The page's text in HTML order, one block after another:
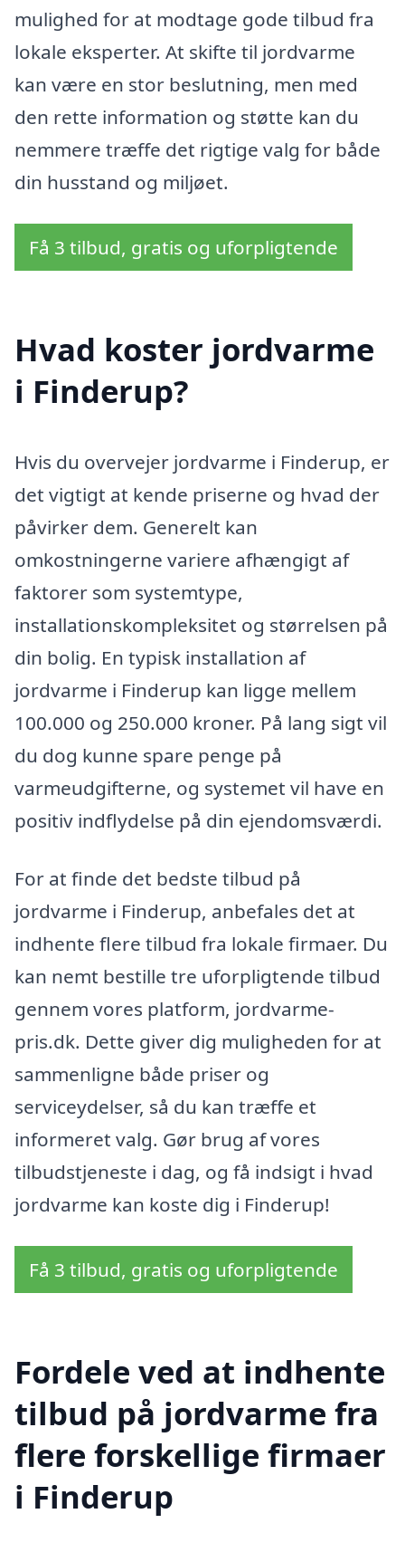
mulighed for at modtage gode tilbud fra
lokale eksperter. At skifte til jordvarme
kan være en stor beslutning, men med
den rette information og støtte kan du
nemmere træffe det rigtige valg for både
din husstand og miljøet.
Få 3 tilbud, gratis og uforpligtende
Hvad koster jordvarme
i Finderup?
Hvis du overvejer jordvarme i Finderup, er
det vigtigt at kende priserne og hvad der
påvirker dem. Generelt kan
omkostningerne variere afhængigt af
faktorer som systemtype,
installationskompleksitet og størrelsen på
din bolig. En typisk installation af
jordvarme i Finderup kan ligge mellem
100.000 og 250.000 kroner. På lang sigt vil
du dog kunne spare penge på
varmeudgifterne, og systemet vil have en
positiv indflydelse på din ejendomsværdi.
For at finde det bedste tilbud på
jordvarme i Finderup, anbefales det at
indhente flere tilbud fra lokale firmaer. Du
kan nemt bestille tre uforpligtende tilbud
gennem vores platform, jordvarme-
pris.dk. Dette giver dig muligheden for at
sammenligne både priser og
serviceydelser, så du kan træffe et
informeret valg. Gør brug af vores
tilbudstjeneste i dag, og få indsigt i hvad
jordvarme kan koste dig i Finderup!
Få 3 tilbud, gratis og uforpligtende
Fordele ved at indhente
tilbud på jordvarme fra
flere forskellige firmaer
i Finderup